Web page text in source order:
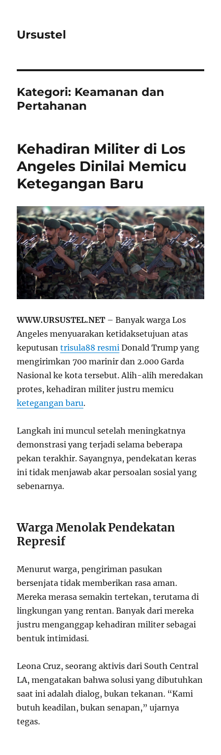
Ursustel
Kategori: Keamanan dan
Pertahanan
Kehadiran Militer di Los
Angeles Dinilai Memicu
Ketegangan Baru
WWW.URSUSTEL.NET – Banyak warga Los
Angeles menyuarakan ketidaksetujuan atas
keputusantrisula88 resmi Donald Trump yang
mengirimkan 700 marinir dan 2.000 Garda
Nasional ke kota tersebut. Alih-alih meredakan
protes, kehadiran militer justru memicu
ketegangan baru.
Langkah ini muncul setelah meningkatnya
demonstrasi yang terjadi selama beberapa
pekan terakhir. Sayangnya, pendekatan keras
ini tidak menjawab akar persoalan sosial yang
sebenarnya.
Warga Menolak Pendekatan
Represif
Menurut warga, pengiriman pasukan
bersenjata tidak memberikan rasa aman.
Mereka merasa semakin tertekan, terutama di
lingkungan yang rentan. Banyak dari mereka
justru menganggap kehadiran militer sebagai
bentuk intimidasi.
Leona Cruz, seorang aktivis dari South Central
LA, mengatakan bahwa solusi yang dibutuhkan
saat ini adalah dialog, bukan tekanan. “Kami
butuh keadilan, bukan senapan,” ujarnya
tegas.